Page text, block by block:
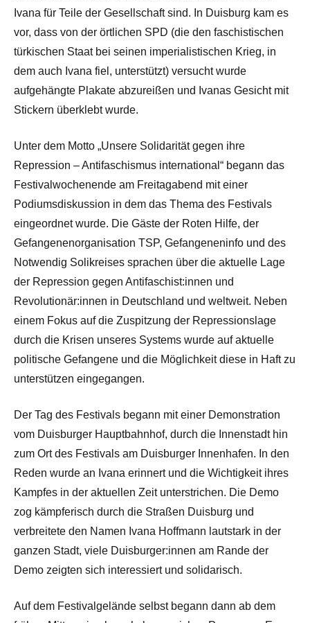
Ivana für Teile der Gesellschaft sind. In Duisburg kam es
vor, dass von der örtlichen SPD (die den faschistischen
türkischen Staat bei seinen imperialistischen Krieg, in
dem auch Ivana fiel, unterstützt) versucht wurde
aufgehängte Plakate abzureißen und Ivanas Gesicht mit
Stickern überklebt wurde.
Unter dem Motto „Unsere Solidarität gegen ihre
Repression – Antifaschismus international“ begann das
Festivalwochenende am Freitagabend mit einer
Podiumsdiskussion in dem das Thema des Festivals
eingeordnet wurde. Die Gäste der Roten Hilfe, der
Gefangenenorganisation TSP, Gefangeneninfo und des
Notwendig Solikreises sprachen über die aktuelle Lage
der Repression gegen Antifaschist:innen und
Revolutionär:innen in Deutschland und weltweit. Neben
einem Fokus auf die Zuspitzung der Repressionslage
durch die Krisen unseres Systems wurde auf aktuelle
politische Gefangene und die Möglichkeit diese in Haft zu
unterstützen eingegangen.
Der Tag des Festivals begann mit einer Demonstration
vom Duisburger Hauptbahnhof, durch die Innenstadt hin
zum Ort des Festivals am Duisburger Innenhafen. In den
Reden wurde an Ivana erinnert und die Wichtigkeit ihres
Kampfes in der aktuellen Zeit unterstrichen. Die Demo
zog kämpferisch durch die Straßen Duisburg und
verbreitete den Namen Ivana Hoffmann lautstark in der
ganzen Stadt, viele Duisburger:innen am Rande der
Demo zeigten sich interessiert und solidarisch.
Auf dem Festivalgelände selbst begann dann ab dem